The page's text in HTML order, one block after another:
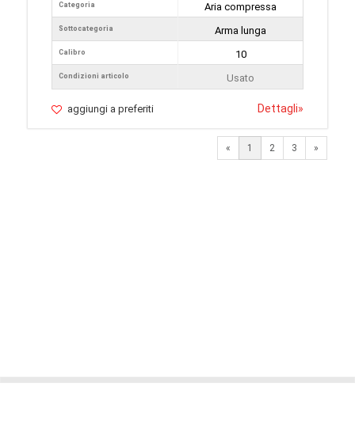
Categoria
Sottocategoria
Calibro
Condizioni articolo
Aria compressa
Arma lunga
10
Usato
aggiungi a preferiti Dettagli»
« 1 2 3 »